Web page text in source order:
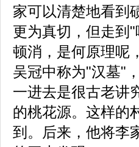
家可以清楚地看到
更为真切，但走到
顿消，是何原理呢
吴冠中称为"汉墓"
一进去是很古老讲
的桃花源。这样的
到。后来，他将李